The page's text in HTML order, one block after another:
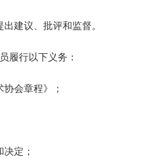
出建议、批评和监督。
履行以下义务：
协会章程》；
定；